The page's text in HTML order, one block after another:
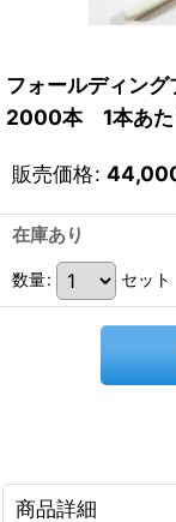
フォールディン
2000本 1本あた
販売価格:
在庫あり
数量: セット
商品詳細